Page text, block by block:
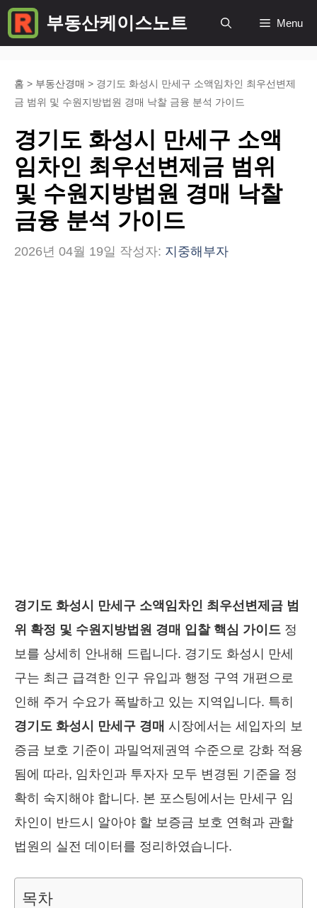
컨
텐
부동산케이스노트 Menu
홈 > 부동산경매 > 경기도 화성시 만세구 소액임차인 최우선변제
금 범위 및 수원지방법원 경매 낙찰 금융 분석 가이드
경기도 화성시 만세구 소액
임차인 최우선변제금 범위
및 수원지방법원 경매 낙찰
금융 분석 가이드
2026년 04월 19일 작성자: 지중해부자
경기도 화성시 만세구 소액임차인 최우선변제금 범
위 확정 및 수원지방법원 경매 입찰 핵심 가이드 정
보를 상세히 안내해 드립니다. 경기도 화성시 만세
구는 최근 급격한 인구 유입과 행정 구역 개편으로
인해 주거 수요가 폭발하고 있는 지역입니다. 특히
경기도 화성시 만세구 경매 시장에서는 세입자의 보
증금 보호 기준이 과밀억제권역 수준으로 강화 적용
됨에 따라, 임차인과 투자자 모두 변경된 기준을 정
확히 숙지해야 합니다. 본 포스팅에서는 만세구 임
차인이 반드시 알아야 할 보증금 보호 연혁과 관할
법원의 실전 데이터를 정리하였습니다.
목차